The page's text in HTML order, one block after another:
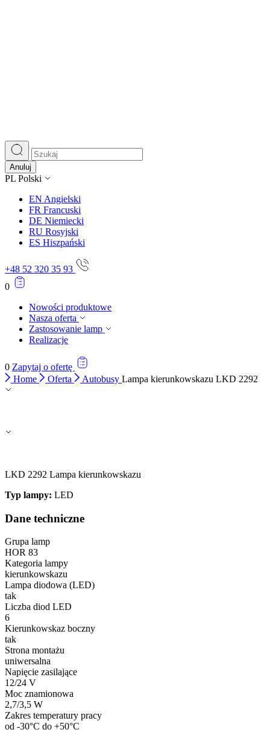
Anuluj
PL Polski
EN Angielski
FR Francuski
DE Niemiecki
RU Rosyjski
ES Hiszpański
+48 52 320 35 93
0
Nowości produktowe
Nasza oferta
Zastosowanie lamp
Realizacje
0 Zapytaj o ofertę
Home
Oferta Autobusy Lampa kierunkowskazu LKD 2292
LKD 2292 Lampa kierunkowskazu
Typ lampy: LED
Dane techniczne
Grupa lamp
HOR 83
Kategoria lampy
kierunkowskazu
Lampa diodowa (LED)
tak
Liczba diod LED
6
Kierunkowskaz boczny
tak
Strona montażu
uniwersalna
Napięcie zasilające
12/24 V
Moc znamionowa
2,7/3,5 W
Zakres temperatury pracy
od -30°C do +50°C